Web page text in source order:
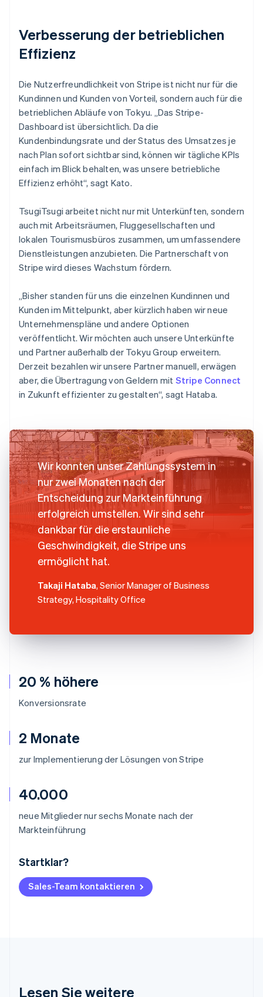
20 % höhere
Konversionsrate
2 Monate
zur Implementierung der Lösungen von Stripe
40.000
neue Mitglieder nur sechs Monate nach der
Markteinführung
Startklar?
Sales-Team kontaktieren
Verbesserung der betrieblichen
Effizienz
Die Nutzerfreundlichkeit von Stripe ist nicht nur für die
Kundinnen und Kunden von Vorteil, sondern auch für die
betrieblichen Abläufe von Tokyu. „Das Stripe-
Dashboard ist übersichtlich. Da die
Kundenbindungsrate und der Status des Umsatzes je
nach Plan sofort sichtbar sind, können wir tägliche KPIs
einfach im Blick behalten, was unsere betriebliche
Effizienz erhöht“, sagt Kato.
TsugiTsugi arbeitet nicht nur mit Unterkünften, sondern
auch mit Arbeitsräumen, Fluggesellschaften und
lokalen Tourismusbüros zusammen, um umfassendere
Dienstleistungen anzubieten. Die Partnerschaft von
Stripe wird dieses Wachstum fördern.
„Bisher standen für uns die einzelnen Kundinnen und
Kunden im Mittelpunkt, aber kürzlich haben wir neue
Unternehmenspläne und andere Optionen
veröffentlicht. Wir möchten auch unsere Unterkünfte
und Partner außerhalb der Tokyu Group erweitern.
Derzeit bezahlen wir unsere Partner manuell, erwägen
aber, die Übertragung von Geldern mit Stripe Connect
in Zukunft effizienter zu gestalten“, sagt Hataba.
Wir konnten unser Zahlungssystem in
nur zwei Monaten nach der
Entscheidung zur Markteinführung
erfolgreich umstellen. Wir sind sehr
dankbar für die erstaunliche
Geschwindigkeit, die Stripe uns
ermöglicht hat.
Takaji Hataba, Senior Manager of Business
Strategy, Hospitality Office
Lesen Sie weitere
Australien
Belgien
NederlandsFrançaisDeutschEnglish
DeutschEnglish